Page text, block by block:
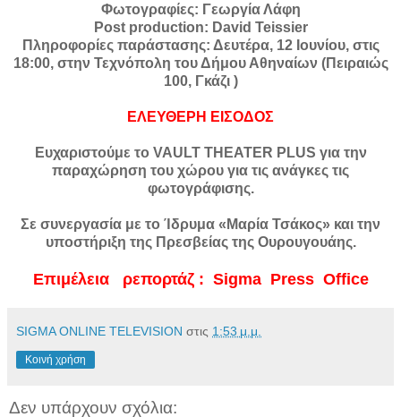
Φωτογραφίες: Γεωργία Λάφη
Post production: David Teissier
Πληροφορίες παράστασης: Δευτέρα, 12 Ιουνίου, στις
18:00, στην Τεχνόπολη του Δήμου Αθηναίων (Πειραιώς
100, Γκάζι )
ΕΛΕΥΘΕΡΗ ΕΙΣΟΔΟΣ
Ευχαριστούμε το VAULT THEATER PLUS για την
παραχώρηση του χώρου για τις ανάγκες τις
φωτογράφισης.
Σε συνεργασία με το Ίδρυμα «Μαρία Τσάκος» και την
υποστήριξη της Πρεσβείας της Ουρουγουάης.
Επιμέλεια ρεπορτάζ : Sigma Press Office
SIGMA ONLINE TELEVISION στις 1:53 μ.μ.
Κοινή χρήση
Δεν υπάρχουν σχόλια: